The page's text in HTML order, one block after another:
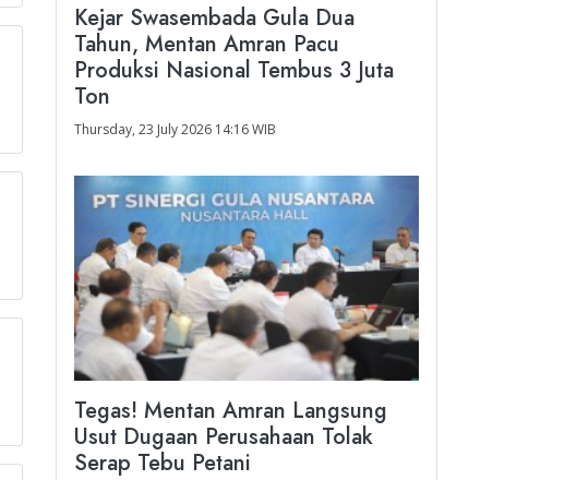
Kejar Swasembada Gula Dua
Tahun, Mentan Amran Pacu
Produksi Nasional Tembus 3 Juta
Ton
Thursday, 23 July 2026 14:16 WIB
Tegas! Mentan Amran Langsung
Usut Dugaan Perusahaan Tolak
Serap Tebu Petani